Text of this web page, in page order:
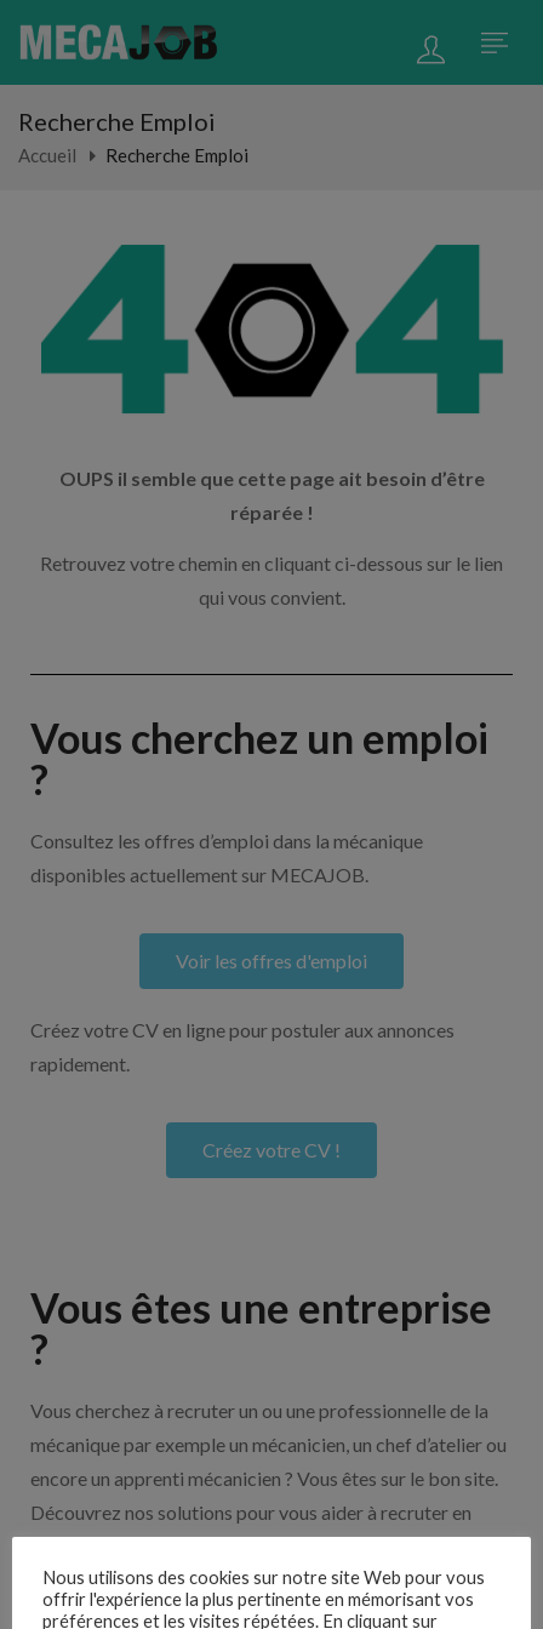
Recherche Emploi
Accueil Recherche Emploi
OUPS il semble que cette page ait besoin d’être
réparée !
Retrouvez votre chemin en cliquant ci-dessous sur le lien
qui vous convient.
Vous cherchez un emploi
?
Consultez les offres d’emploi dans la mécanique
disponibles actuellement sur MECAJOB.
Voir les offres d'emploi
Créez votre CV en ligne pour postuler aux annonces
rapidement.
Créez votre CV !
Vous êtes une entreprise
?
Vous cherchez à recruter un ou une professionnelle de la
mécanique par exemple un mécanicien, un chef d’atelier ou
encore un apprenti mécanicien ? Vous êtes sur le bon site.
Découvrez nos solutions pour vous aider à recruter en
Nous utilisons des cookies sur notre site Web pour vous
offrir l'expérience la plus pertinente en mémorisant vos
préférences et les visites répétées. En cliquant sur